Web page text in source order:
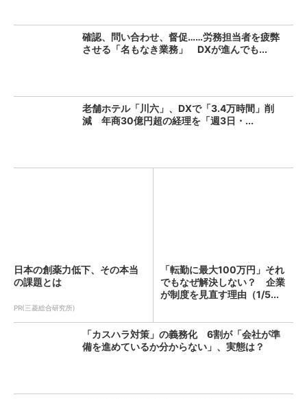
確認、問い合わせ、督促……労務担当者を疲弊
させる「名もなき業務」 DXが進んでも...
老舗ホテル「川六」、DXで「3.4万時間」削
減 年商30億円超の経理を「週3日・...
日本の創薬力低下、その本当
の課題とは
PR(三菱総合研究所)
「転勤に最大100万円」それ
でもなぜ解決しない？ 企業
が制度を見直す理由（1/5...
「カスハラ対策」の義務化 6割が「会社が準
備を進めているか分からない」、実態は？